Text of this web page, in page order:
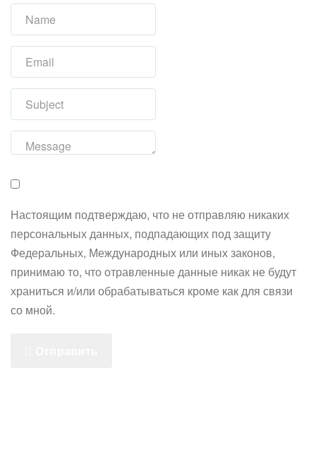
Настоящим подтверждаю, что не отправляю никаких
персональных данных, подпадающих под защиту
Федеральных, Международных или иных законов,
принимаю то, что отравленные данные никак не будут
храниться и/или обрабатываться кроме как для связи
со мной.